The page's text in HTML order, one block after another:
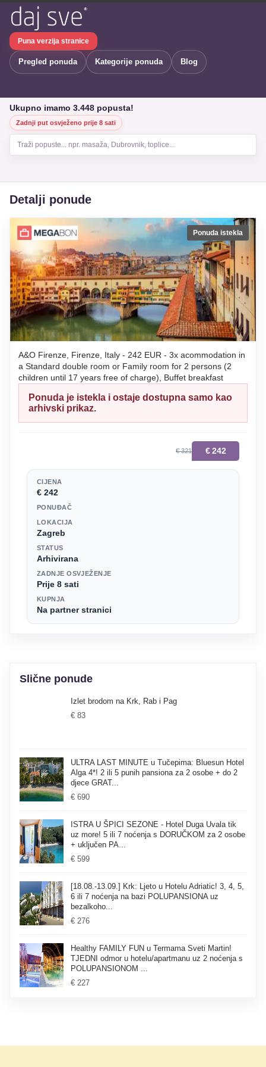
Puna verzija stranice
Pregled ponuda Kategorije ponuda Blog
Ukupno imamo 3.448 popusta!
Zadnji put osvježeno prije 8 sati
Traži popuste... npr. masaža, Dubrovnik, toplice...
Detalji ponude
Ponuda istekla
A&O Firenze, Firenze, Italy - 242 EUR - 3x acommodation in
a Standard double room or Family room for 2 persons (2
children until 17 years free of charge), Buffet breakfast
Ponuda je istekla i ostaje dostupna samo kao
arhivski prikaz.
€ 321 € 242
CIJENA
€ 242
PONUĐAČ
LOKACIJA
Zagreb
STATUS
Arhivirana
ZADNJE OSVJEŽENJE
Prije 8 sati
KUPNJA
Na partner stranici
Slične ponude
Izlet brodom na Krk, Rab i Pag
€ 83
ULTRA LAST MINUTE u Tučepima: Bluesun Hotel
Alga 4*! 2 ili 5 punih pansiona za 2 osobe + do 2
djece GRAT...
€ 690
ISTRA U ŠPICI SEZONE - Hotel Duga Uvala tik
uz more! 5 ili 7 noćenja s DORUČKOM za 2 osobe
+ uključen PA...
€ 599
[18.08.-13.09.] Krk: Ljeto u Hotelu Adriatic! 3, 4, 5,
6 ili 7 noćenja na bazi POLUPANSIONA uz
bezalkoho...
€ 276
Healthy FAMILY FUN u Termama Sveti Martin!
TJEDNI odmor u hotelu/apartmanu uz 2 noćenja s
POLUPANSIONOM ...
€ 227